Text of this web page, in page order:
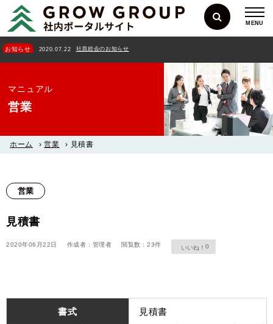
MENU
お知らせ 2020.07.22 社員総会のお知らせ
マニュアル
営業
ホーム ›営業 › 見積書
営業
見積書
2020年06月22日 作成者 : 管理者 閲覧数 : 23件 0
書式 見積書